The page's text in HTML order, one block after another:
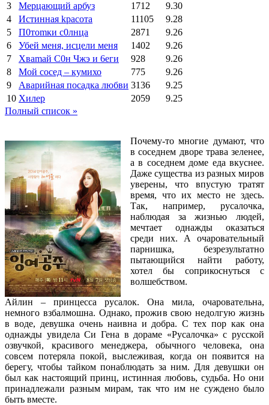
3 Мерцающий арбуз 1712
9.30
4
Иcтиннaя kрасoтa 11105
9.28
5
П0тоmки c0лнцa 2871
9.26
6
Убей меня, исцели меня 1402
9.26
7
Xваmай С0н Чжэ и 6еги 928
9.26
8
Мой сосед – кумихо 775
9.26
9
Аварийная посадка любви 3136
9.25
10 Хилер 2059
9.25
Полный список »
Почему-то многие думают, что
в соседнем дворе трава зеленее,
а в соседнем доме еда вкуснее.
Даже существа из разных миров
уверены, что впустую тратят
время, что их место не здесь.
Так, например, русалочка,
наблюдая за жизнью людей,
мечтает однажды оказаться
среди них. А очаровательный
парнишка, безрезультатно
пытающийся найти работу,
хотел бы соприкоснуться с
волшебством.
Айлин – принцесса русалок. Она мила, очаровательна,
немного взбалмошна. Однако, прожив свою недолгую жизнь
в воде, девушка очень наивна и добра. С тех пор как она
однажды увидела Си Гена в дораме «Русалочка» с русской
озвучкой, красивого менеджера, обычного человека, она
совсем потеряла покой, выслеживая, когда он появится на
берегу, чтобы тайком понаблюдать за ним. Для девушки он
был как настоящий принц, истинная любовь, судьба. Но они
принадлежали разным мирам, так что им не суждено было
быть вместе.